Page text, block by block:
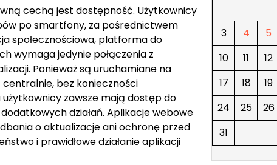
cechą jest dostępność. Użytkownicy
po smartfony, za pośrednictwem
społecznościowa, platforma do
wymaga jedynie połączenia z
Ponieważ są uruchamiane na
bez konieczności
zawsze mają dostęp do
działań. Aplikacje webowe
o aktualizacje ani ochronę przed
i prawidłowe działanie aplikacji
3
4 5
10
11 12
17
18 19
24
25 26
31